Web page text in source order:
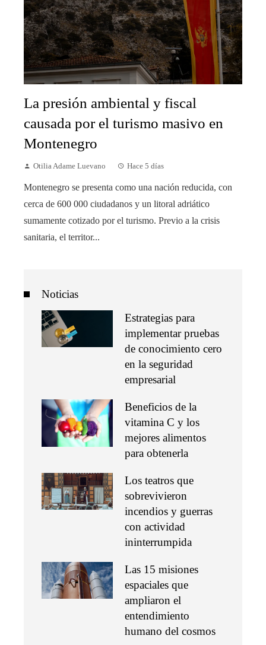
La presión ambiental y fiscal
causada por el turismo masivo en
Montenegro
Otilia Adame Luevano Hace 5 días
Montenegro se presenta como una nación reducida, con
cerca de 600 000 ciudadanos y un litoral adriático
sumamente cotizado por el turismo. Previo a la crisis
sanitaria, el territor...
Noticias
Estrategias para
implementar pruebas
de conocimiento cero
en la seguridad
empresarial
Beneficios de la
vitamina C y los
mejores alimentos
para obtenerla
Los teatros que
sobrevivieron
incendios y guerras
con actividad
ininterrumpida
Las 15 misiones
espaciales que
ampliaron el
entendimiento
humano del cosmos